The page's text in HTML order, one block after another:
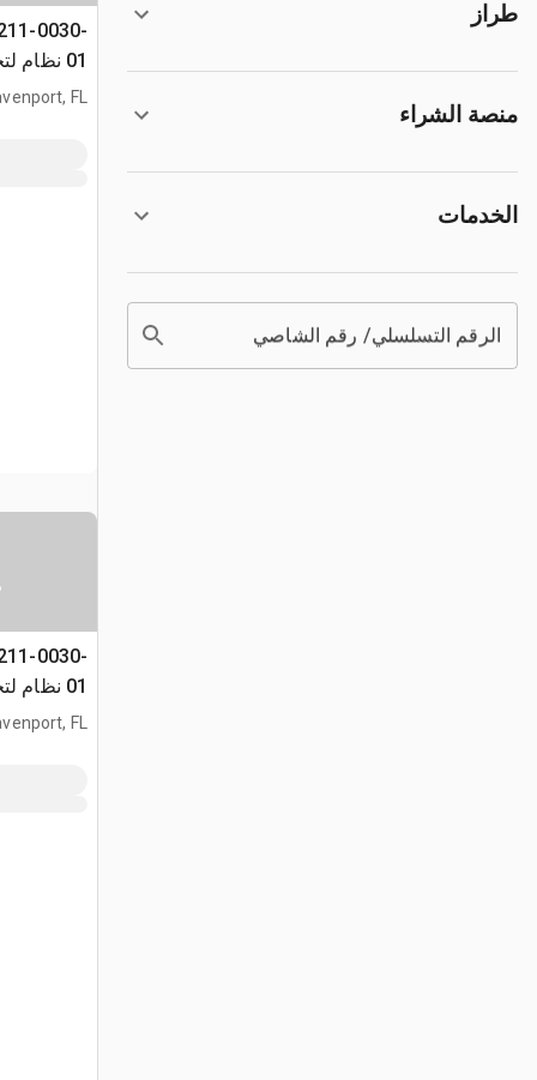
طراز
منصة الشراء
الخدمات
الرقم التسلسلي/ رقم الشاصي
0030-
01 نظام
البطاريات
FL
0030-
01 نظام
البطاريات
FL